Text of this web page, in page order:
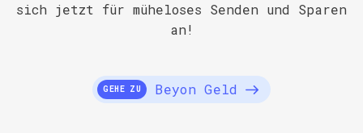
sich jetzt für müheloses Senden und Sparen
an!
GEHE ZU Beyon Geld